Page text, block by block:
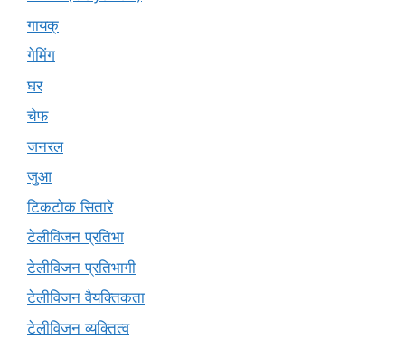
गायक्
गेमिंग
घर
चेफ
जनरल
जुआ
टिकटोक सितारे
टेलीविजन प्रतिभा
टेलीविजन प्रतिभागी
टेलीविजन वैयक्तिकता
टेलीविजन व्यक्तित्व